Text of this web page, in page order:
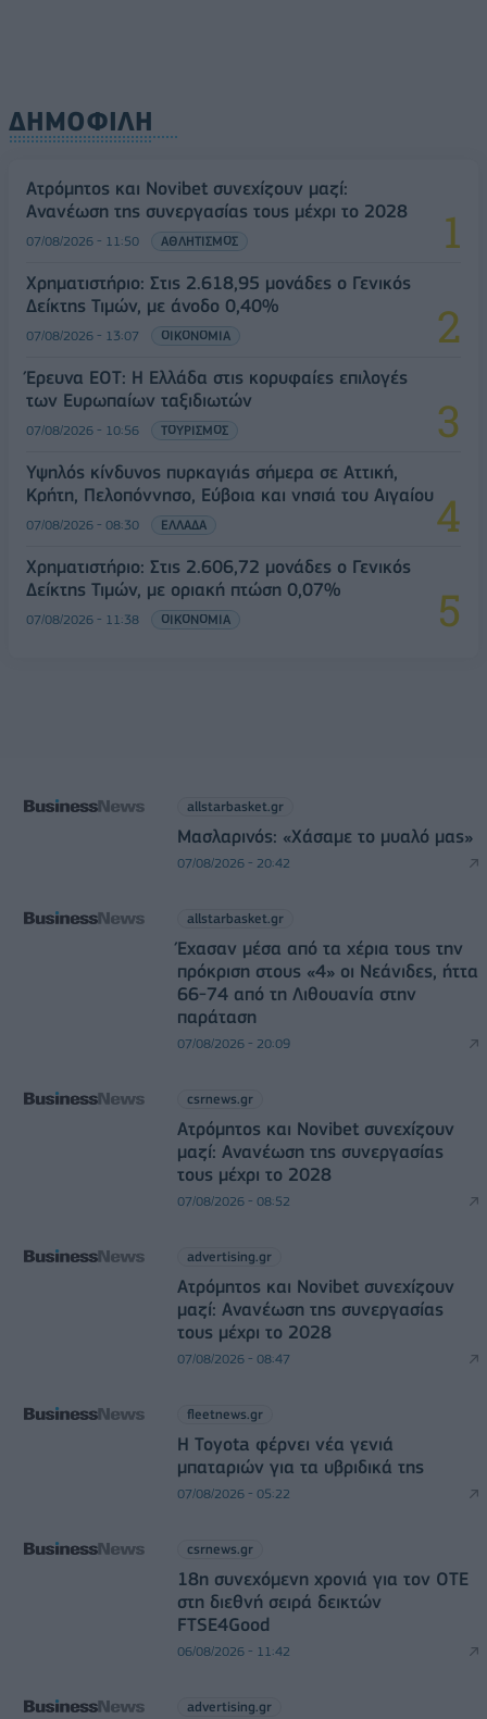
ΔΗΜΟΦΙΛΗ
Ατρόμητος και Novibet συνεχίζουν μαζί:
Ανανέωση της συνεργασίας τους μέχρι το 2028
07/08/2026 - 11:50 ΑΘΛΗΤΙΣΜΟΣ
Χρηματιστήριο: Στις 2.618,95 μονάδες ο Γενικός
Δείκτης Τιμών, με άνοδο 0,40%
07/08/2026 - 13:07 ΟΙΚΟΝΟΜΙΑ
Έρευνα ΕΟΤ: Η Ελλάδα στις κορυφαίες επιλογές
των Ευρωπαίων ταξιδιωτών
07/08/2026 - 10:56 ΤΟΥΡΙΣΜΟΣ
Υψηλός κίνδυνος πυρκαγιάς σήμερα σε Αττική,
Κρήτη, Πελοπόννησο, Εύβοια και νησιά του Αιγαίου
07/08/2026 - 08:30 ΕΛΛΑΔΑ
Χρηματιστήριο: Στις 2.606,72 μονάδες ο Γενικός
Δείκτης Τιμών, με οριακή πτώση 0,07%
07/08/2026 - 11:38 ΟΙΚΟΝΟΜΙΑ
allstarbasket.gr
Μασλαρινός: «Χάσαμε το μυαλό μας»
07/08/2026 - 20:42
allstarbasket.gr
Έχασαν μέσα από τα χέρια τους την
πρόκριση στους «4» οι Νεάνιδες, ήττα
66-74 από τη Λιθουανία στην
παράταση
07/08/2026 - 20:09
csrnews.gr
Ατρόμητος και Novibet συνεχίζουν
μαζί: Ανανέωση της συνεργασίας
τους μέχρι το 2028
07/08/2026 - 08:52
advertising.gr
Ατρόμητος και Novibet συνεχίζουν
μαζί: Ανανέωση της συνεργασίας
τους μέχρι το 2028
07/08/2026 - 08:47
fleetnews.gr
Η Toyota φέρνει νέα γενιά
μπαταριών για τα υβριδικά της
07/08/2026 - 05:22
csrnews.gr
18η συνεχόμενη χρονιά για τον ΟΤΕ
στη διεθνή σειρά δεικτών
FTSE4Good
06/08/2026 - 11:42
advertising.gr